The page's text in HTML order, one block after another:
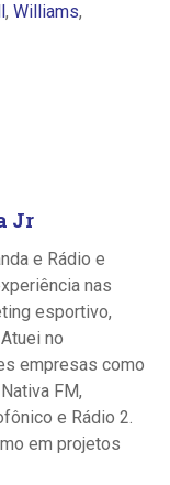
, Williams,
Jr
e Rádio e
nas
esportivo,
no
empresas como
FM,
e Rádio 2.
em projetos